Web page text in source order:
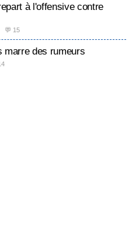
à l'offensive contre
💬 15
marre des rumeurs